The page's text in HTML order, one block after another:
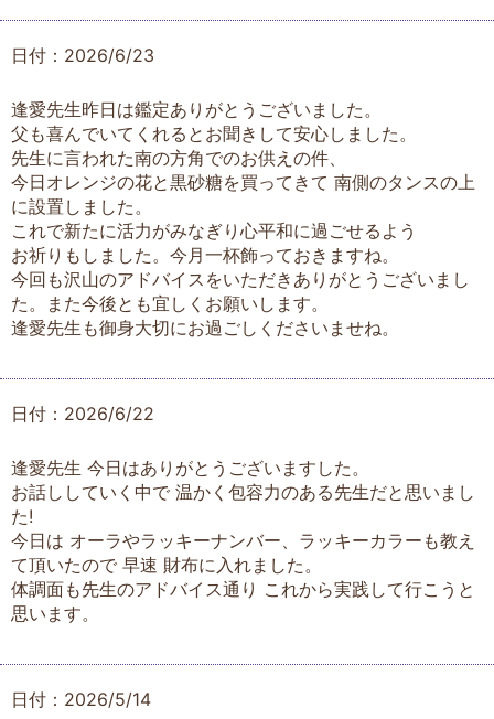
日付：2026/6/23
逢愛先生昨日は鑑定ありがとうございました。
父も喜んでいてくれるとお聞きして安心しました。
先生に言われた南の方角でのお供えの件、
今日オレンジの花と黒砂糖を買ってきて 南側のタンスの上
に設置しました。
これで新たに活力がみなぎり心平和に過ごせるよう
お祈りもしました。今月一杯飾っておきますね。
今回も沢山のアドバイスをいただきありがとうございまし
た。また今後とも宜しくお願いします。
逢愛先生も御身大切にお過ごしくださいませね。
日付：2026/6/22
逢愛先生 今日はありがとうございますした。
お話ししていく中で 温かく包容力のある先生だと思いまし
た!
今日は オーラやラッキーナンバー、ラッキーカラーも教え
て頂いたので 早速 財布に入れました。
体調面も先生のアドバイス通り これから実践して行こうと
思います。
日付：2026/5/14